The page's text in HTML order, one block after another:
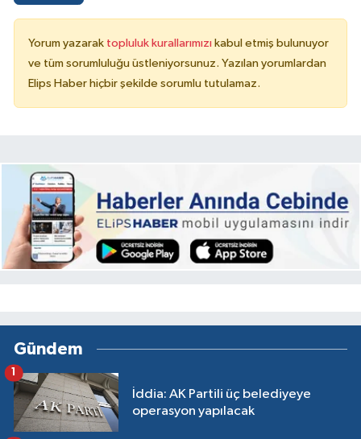
Yorum yazarak topluluk kurallarımızı kabul etmiş bulunuyor
ve tüm sorumluluğu üstleniyorsunuz. Yazılan yorumlardan
Elips Haber hiçbir şekilde sorumlu tutulamaz.
Gündem
İddia: AK Partili üç belediyeye
operasyon yapılacak